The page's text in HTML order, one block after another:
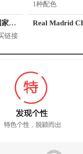
【欧洲杯】Nike 希腊国家队 足球球衣
链接
1种配色